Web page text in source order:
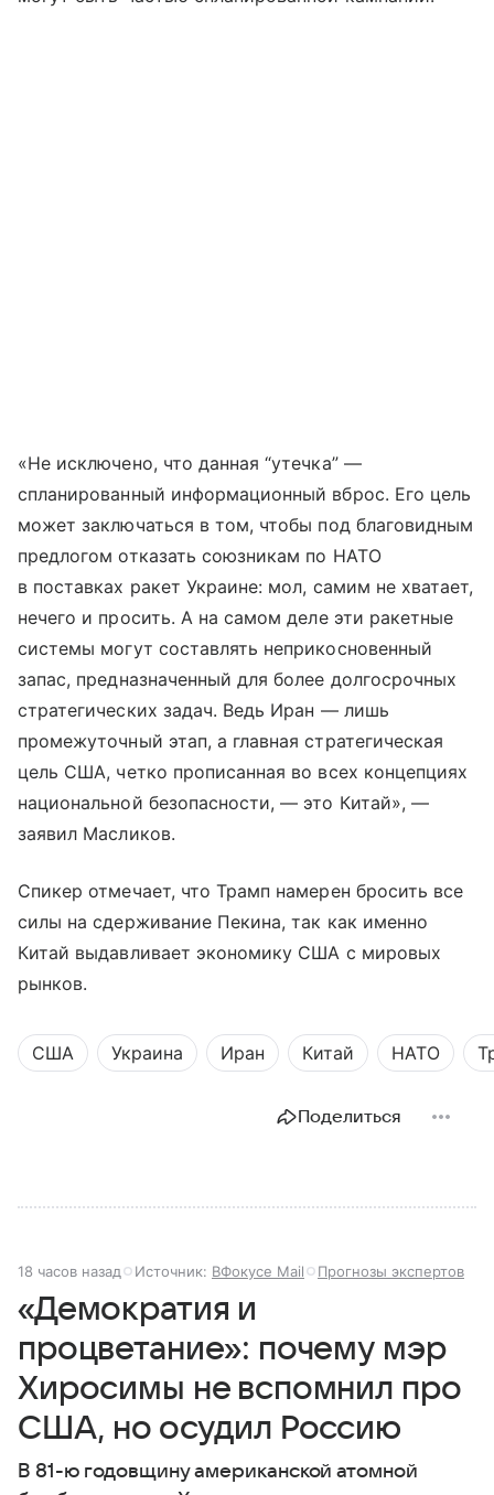
«Не исключено, что данная “утечка” —
спланированный информационный вброс. Его цель
может заключаться в том, чтобы под благовидным
предлогом отказать союзникам по НАТО
в поставках ракет Украине: мол, самим не хватает,
нечего и просить. А на самом деле эти ракетные
системы могут составлять неприкосновенный
запас, предназначенный для более долгосрочных
стратегических задач. Ведь Иран — лишь
промежуточный этап, а главная стратегическая
цель США, четко прописанная во всех концепциях
национальной безопасности, — это Китай», —
заявил Масликов.
Спикер отмечает, что Трамп намерен бросить все
силы на сдерживание Пекина, так как именно
Китай выдавливает экономику США с мировых
рынков.
США Украина Иран Китай НАТО
Поделиться
18 часов назад Источник: ВФокусе Mail Прогнозы экспертов
«Демократия и
процветание»: почему мэр
Хиросимы не вспомнил про
США, но осудил Россию
В 81-ю годовщину американской атомной